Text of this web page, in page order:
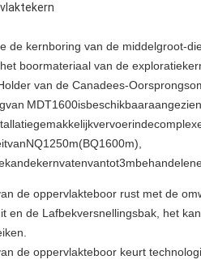
de kernboring van de middelgroot-
boormateriaal van de
van de Canadees-
MDT
de oppervlakteboor rust met de
en de Lafbekversnellingsbak, het
de oppervlakteboor keurt